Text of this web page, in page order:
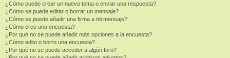
¿Cómo puedo crear un nuevo tema o enviar una respuesta?
¿Cómo se puede editar o borrar un mensaje?
¿Cómo se puede añadir una firma a mi mensaje?
¿Cómo creo una encuesta?
¿Por qué no se puede añadir más opciones a la encuesta?
¿Cómo edito o borro una encuesta?
¿Por qué no se puede acceder a algún foro?